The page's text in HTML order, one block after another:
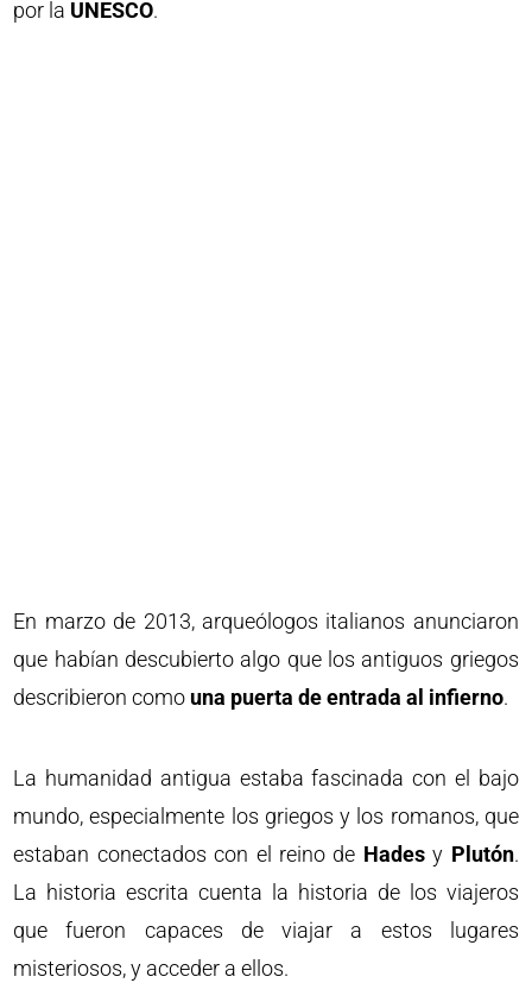
por la UNESCO.
En marzo de 2013, arqueólogos italianos anunciaron
que habían descubierto algo que los antiguos griegos
describieron como una puerta de entrada al infierno.
La humanidad antigua estaba fascinada con el bajo
mundo, especialmente los griegos y los romanos, que
estaban conectados con el reino de Hadesy Plutón.
La historia escrita cuenta la historia de los viajeros
que fueron capaces de viajar a estos lugares
misteriosos, y acceder a ellos.